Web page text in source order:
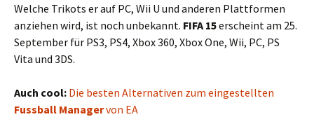
Welche Trikots er auf PC, Wii U und anderen Plattformen
anziehen wird, ist noch unbekannt. FIFA 15erscheint am 25.
September für PS3, PS4, Xbox 360, Xbox One, Wii, PC, PS
Vita und 3DS.
Auch cool: Die besten Alternativen zum eingestellten
Fussball Managervon EA